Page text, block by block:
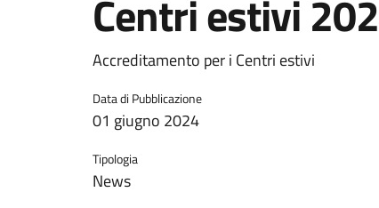
Centri estivi
Accreditamento per i Centri estivi
Data di Pubblicazione
01 giugno 2024
Tipologia
News